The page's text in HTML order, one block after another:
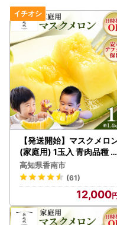
◆アプリで簡単に個人認
マイナンバーカード作
類(※)を入力。
マイナンバーカードを
※券面事項入力補助用暗
署名用電子証明書暗証番
す。
※暗証番号が不明、また
合は、再設定が必要です
詳しくは住民票のある自
※アプリ申請の場合、申
※すでに紙申請をされた
請ができません。
ご変更の場合、紙申請に
あらかじめご了承くださ
【発送開始】マスクメロ
(家庭用) 1玉入 青肉品種 高
級メロン！ ／ マスクメロ
ン 果物 フルーツ ギフト 農
家直送 tn-0024
高知県香南市
(61)
12,000